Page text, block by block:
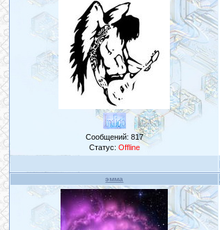
Сообщений: 817
Статус: Offline
эмма